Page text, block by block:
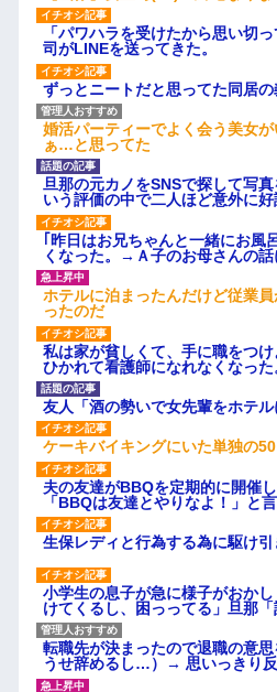
「パワハラを受けたから思い切
司がLINEを送ってきた。
ずっとニートだと思ってた同居
婚活パーティーでよく会う美女
ぁ…と思ってた
旦那の元カノをSNSで探して写
いう評価の中で二人ほど意外に
｢昨日はお兄ちゃんと一緒にお
くなった。→Ａ子のお母さんの
ホテルに泊まったんだけど従業
ったのだ
私は家が貧しくて、手に職をつ
ひかれて看護師になれなくなった
友人「酒の勢いで女先輩をホテ
ケーキバイキングにいた単独の
夫の友達がBBQを定期的に開催
「BBQは友達とやりなよ！」と
生保レディと行為する為に駆け
小学生の息子が急に様子がおか
けてくるし、困っってる」旦那
転職先が決まったので退職の意
うせ辞めるし…）→ 思いっきり